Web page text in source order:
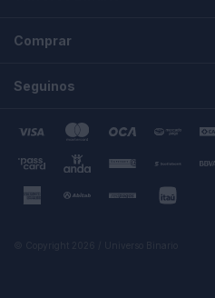
Comprar
Seguinos